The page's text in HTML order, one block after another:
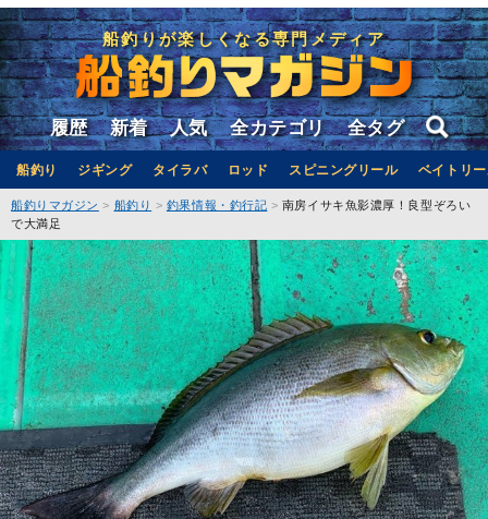
船釣りが楽しくなる専門メディア
履歴 新着 人気 全カテゴリ 全タグ
船釣り ジギング タイラバ ロッド スピニングリール ベイトリ
船釣りマガジン 船釣り 釣果情報・釣行記
南房イサキ魚影濃厚！良型ぞろい
で大満足